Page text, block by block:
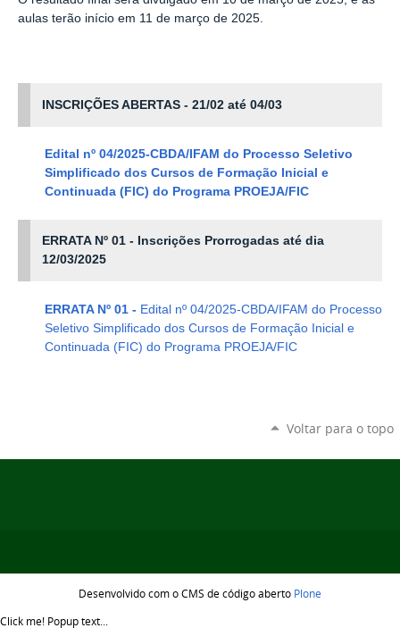
aulas terão início em 11 de março de 2025.
INSCRIÇÕES ABERTAS - 21/02 até 04/03
Edital nº 04/2025-CBDA/IFAM do Processo Seletivo
Simplificado dos Cursos de Formação Inicial e
Continuada (FIC) do Programa PROEJA/FIC
ERRATA Nº 01 - Inscrições Prorrogadas até dia
12/03/2025
ERRATA Nº 01 - Edital nº 04/2025-CBDA/IFAM do Processo
Seletivo Simplificado dos Cursos de Formação Inicial e
Continuada (FIC) do Programa PROEJA/FIC
Voltar para o topo
Desenvolvido com o CMS de código aberto Plone
Click me! Popup text...